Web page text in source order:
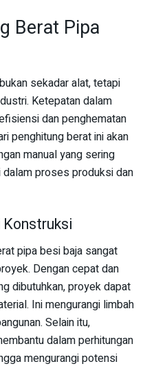
Berat Pipa
sekadar alat, tetapi
Ketepatan dalam
dan penghematan
penghitung berat ini akan
manual yang sering
dalam proses produksi dan
pipa besi baja sangat
Dengan cepat dan
dibutuhkan, proyek dapat
Ini mengurangi limbah
Selain itu,
dalam perhitungan
mengurangi potensi